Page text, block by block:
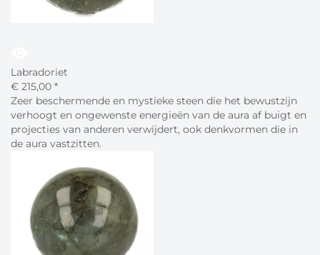
Labradoriet
€ 215,00 *
Zeer beschermende en mystieke steen die het bewustzijn
verhoogt en ongewenste energieën van de aura af buigt en
projecties van anderen verwijdert, ook denkvormen die in
de aura vastzitten.